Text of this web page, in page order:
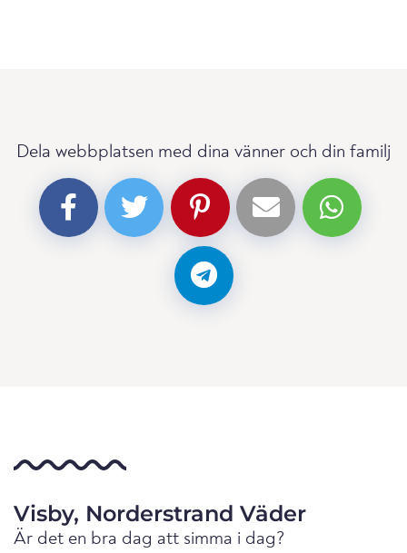
Dela webbplatsen med dina vänner och din familj
Visby, Norderstrand Väder
Är det en bra dag att simma i dag?